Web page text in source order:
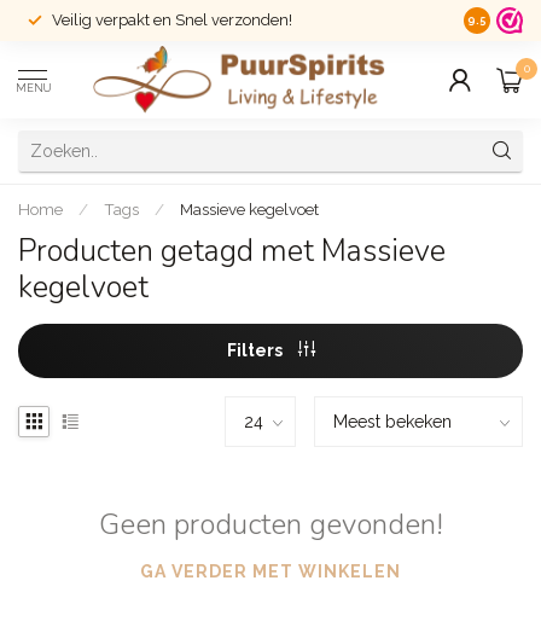
Veilig verpakt en Snel verzonden! 14 dagen
9.5
MENU
0
Home / Tags / Massieve kegelvoet
Producten getagd met Massieve
kegelvoet
Filters
Geen producten gevonden!
GA VERDER MET WINKELEN